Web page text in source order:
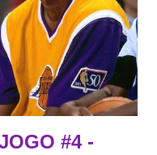
E do Lakers hein? Até
que Nets tem
assediado pelo
Cavs contrat...
#4 -